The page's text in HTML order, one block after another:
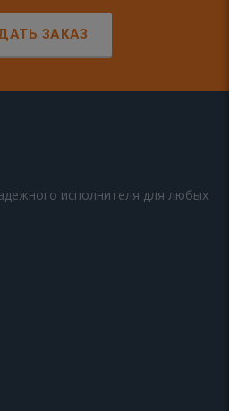
ЗАКАЗ
исполнителя для любых